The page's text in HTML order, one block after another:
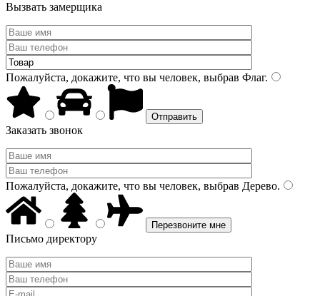
Вызвать замерщика
Пожалуйста, докажите, что вы человек, выбрав Флаг.
Заказать звонок
Пожалуйста, докажите, что вы человек, выбрав Дерево.
Письмо директору